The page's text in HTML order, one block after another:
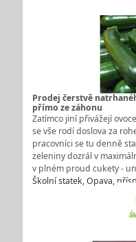
Prodej čerstvě
přímo ze záhonu
Zatímco jiní přivážejí
se vše rodí doslova za
pracovníci se tu denně
zeleniny dozrál v
v plném proud cukety -
Školní statek, Opava,